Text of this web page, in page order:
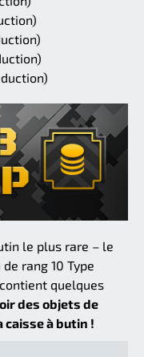
le plus rare – le
rang 10 Type
quelques
des objets de
caisse à butin !